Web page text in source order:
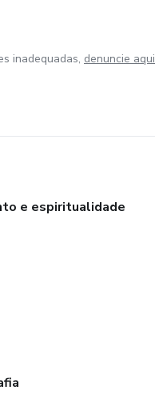
inadequadas, denuncie aqui
e espiritualidade